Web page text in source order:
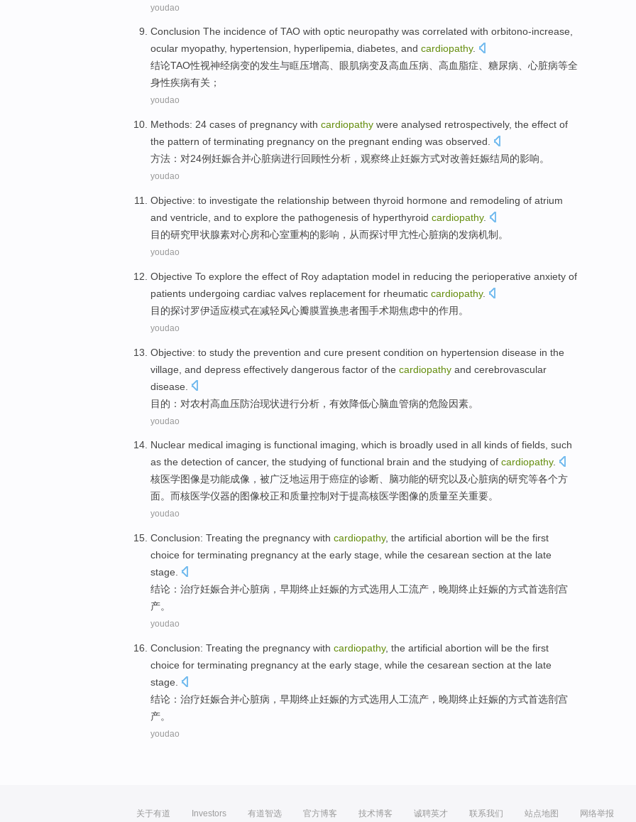
youdao
Conclusion The incidence of TAO with optic neuropathy was correlated with orbitono-increase,
ocular myopathy, hypertension, hyperlipemia, diabetes, and cardiopathy.
结论TAO性视神经病变的发生与眶压增高、 眼肌病变及高血压病、 高血脂症、 糖尿病、 心脏病等全
身性疾病有关；
youdao
Methods: 24 cases of pregnancy with cardiopathy were analysed retrospectively, the effect of
the pattern of terminating pregnancy on the pregnant ending was observed
方法 ： 对24例妊娠合并心脏病进行回顾性分析，观察终止妊娠方式对改善妊娠结局的影响。
youdao
Objective: to investigate the relationship between thyroid hormone and remodeling of atrium
and ventricle , and to explore the pathogenesis of hyperthyroid cardiopathy.
目的研究甲状腺素对心房和心室重构的影响，从而探讨甲亢性心脏病的发病机制 。
youdao
Objective To explore the effect of Roy adaptation model in reducing the perioperative anxiety of
patients undergoing cardiac valves replacement for rheumatic cardiopathy.
目的探讨罗伊适应模式在减轻风心瓣膜置换患者围手术期焦虑中的作用 。
youdao
Objective: to study the prevention and cure present condition on hypertension disease in the
village , and depress effectively dangerous factor of the cardiopathy and cerebrovascular
disease.
目的 ： 对农村高血压防治现状进行分析 ， 有效降低心脑血管病的危险因素。
youdao
Nuclear medical imaging is functional imaging, which is broadly used in all kinds of fields, such
as the detection of cancer, the studying of functional brain and the studying of cardiopathy.
核医学图像是功能成像 ， 被广泛地运用于癌症的诊断、 脑功能的研究以及心脏病的研究等各个方
面。而核医学仪器的图像校正和质量控制对于提高核医学图像的质量至关重要。
youdao
Conclusion: Treating the pregnancy with cardiopathy, the artificial abortion will be the first
choice for terminating pregnancy at the early stage, while the cesarean section at the late
stage.
结论 ： 治疗妊娠合并心脏病， 早期终止妊娠的方式选用 人工流产 ，晚期终止妊娠的方式首选剖宫
产。
youdao
Conclusion: Treating the pregnancy with cardiopathy, the artificial abortion will be the first
choice for terminating pregnancy at the early stage, while the cesarean section at the late
stage.
结论 ： 治疗妊娠合并心脏病， 早期终止妊娠的方式选用 人工流产 ，晚期终止妊娠的方式首选剖宫
产。
youdao
关于有道 Investors 有道智选 官方博客 技术博客 诚聘英才 联系我们 站点地图 网络举报